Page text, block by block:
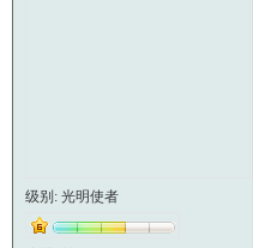
级别: 光明使者